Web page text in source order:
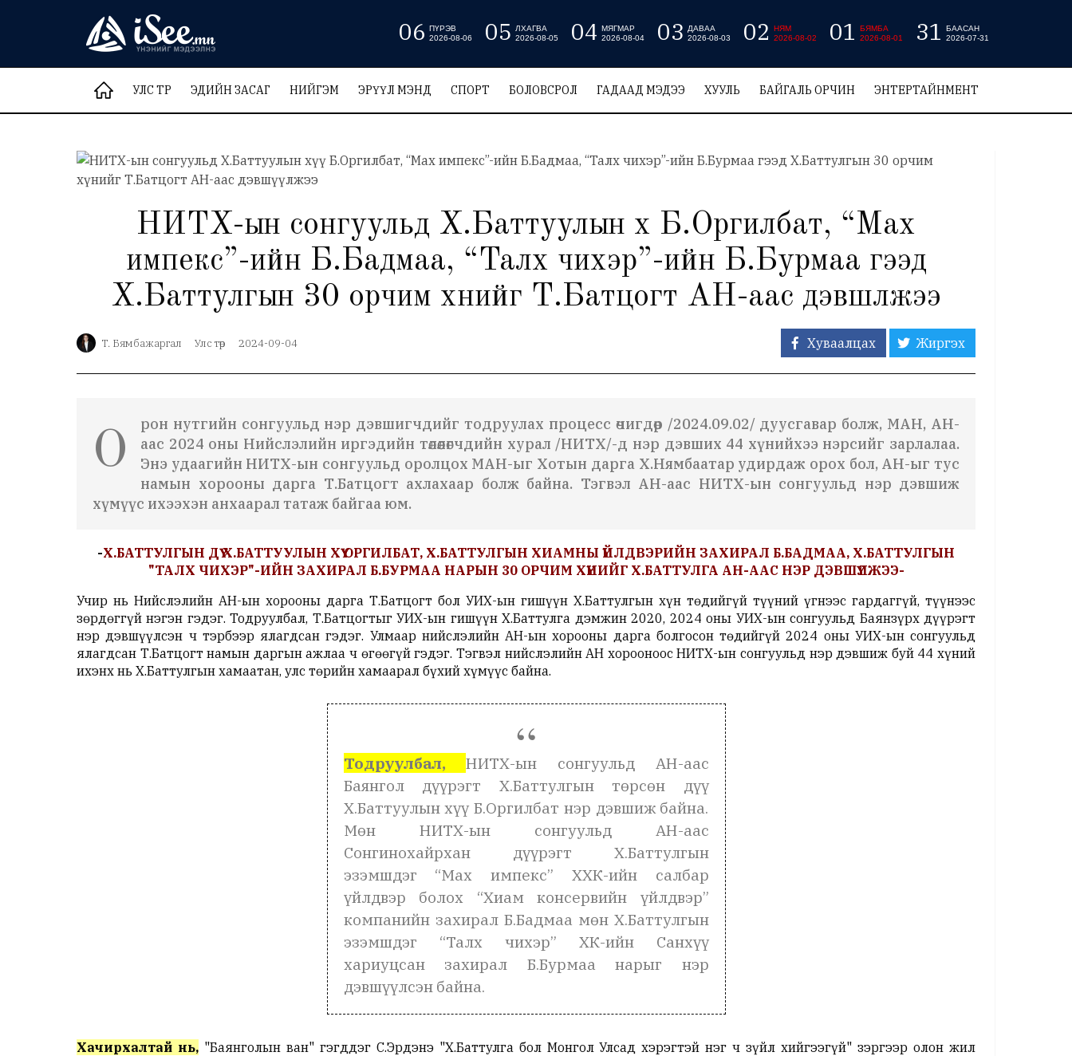
06 ПҮРЭВ
2026-08-06
05
ЛХАГВА
2026-08-05
04 МЯГМАР
2026-08-04
03
ДАВАА
2026-08-03
02
НЯМ
2026-08-02
01
БЯМБА
2026-08-01
31
БААСАН
2026-07-31
УЛС ТӨР ЭДИЙН ЗАСАГ НИЙГЭМ ЭРҮҮЛ МЭНД СПОРТ БОЛОВСРОЛ ГАДААД МЭДЭЭ ХУУЛЬ БАЙГАЛЬ ОРЧИН ЭНТЕРТАЙНМЕНТ
НИТХ-ын сонгуульд Х.Баттуулын хүү Б.Оргилбат, “Мах
импекс”-ийн Б.Бадмаа, “Талх чихэр”-ийн Б.Бурмаа гээд
Х.Баттулгын 30 орчим хүнийг Т.Батцогт АН-аас дэвшүүлжээ
Т. Бямбажаргал Улс төр 2024-09-04 Хуваалцах Жиргэх
О
рон нутгийн сонгуульд нэр дэвшигчдийг тодруулах процесс өчигдөр /2024.09.02/ дуусгавар болж, МАН, АН-
аас 2024 оны Нийслэлийн иргэдийн төлөөлөгчдийн хурал /НИТХ/-д нэр дэвших 44 хүнийхээ нэрсийг зарлалаа.
Энэ удаагийн НИТХ-ын сонгуульд оролцох МАН-ыг Хотын дарга Х.Нямбаатар удирдаж орох бол, АН-ыг тус
намын хорооны дарга Т.Батцогт ахлахаар болж байна. Тэгвэл АН-аас НИТХ-ын сонгуульд нэр дэвшиж
хүмүүс ихээхэн анхаарал татаж байгаа юм.
-Х.БАТТУЛГЫН ДҮҮ Х.БАТТУУЛЫН ХҮҮ ОРГИЛБАТ, Х.БАТТУЛГЫН ХИАМНЫ ҮЙЛДВЭРИЙН ЗАХИРАЛ Б.БАДМАА, Х.БАТТУЛГЫН
"ТАЛХ ЧИХЭР"-ИЙН ЗАХИРАЛ Б.БУРМАА НАРЫН 30 ОРЧИМ ХҮНИЙГ Х.БАТТУЛГА АН-ААС НЭР ДЭВШҮҮЛЖЭЭ-
Учир нь Нийслэлийн АН-ын хорооны дарга Т.Батцогт бол УИХ-ын гишүүн Х.Баттулгын хүн төдийгүй түүний үгнээс гардаггүй, түүнээс
зөрдөггүй нэгэн гэдэг. Тодруулбал, Т.Батцогтыг УИХ-ын гишүүн Х.Баттулга дэмжин 2020, 2024 оны УИХ-ын сонгуульд Баянзүрх дүүрэгт
нэр дэвшүүлсэн ч тэрбээр ялагдсан гэдэг. Улмаар нийслэлийн АН-ын хорооны дарга болгосон төдийгүй 2024 оны УИХ-ын сонгуульд
ялагдсан Т.Батцогт намын даргын ажлаа ч өгөөгүй гэдэг. Тэгвэл нийслэлийн АН хорооноос НИТХ-ын сонгуульд нэр дэвшиж буй 44 хүний
ихэнх нь Х.Баттулгын хамаатан, улс төрийн хамаарал бүхий хүмүүс байна.
Тодруулбал,НИТХ-ын сонгуульд АН-аас
Баянгол дүүрэгт Х.Баттулгын төрсөн дүү
Х.Баттуулын хүү Б.Оргилбат нэр дэвшиж байна.
Мөн НИТХ-ын сонгуульд АН-аас
Сонгинохайрхан дүүрэгт Х.Баттулгын
эзэмшдэг “Мах импекс” ХХК-ийн салбар
үйлдвэр болох “Хиам консервийн үйлдвэр”
компанийн захирал Б.Бадмаа мөн Х.Баттулгын
эзэмшдэг “Талх чихэр” ХК-ийн Санхүү
хариуцсан захирал Б.Бурмаа нарыг нэр
дэвшүүлсэн байна.
Хачирхалтай нь,"Баянголын ван" гэгддэг С.Эрдэнэ "Х.Баттулга бол Монгол Улсад хэрэгтэй нэг ч зүйл хийгээгүй" зэргээр олон жил